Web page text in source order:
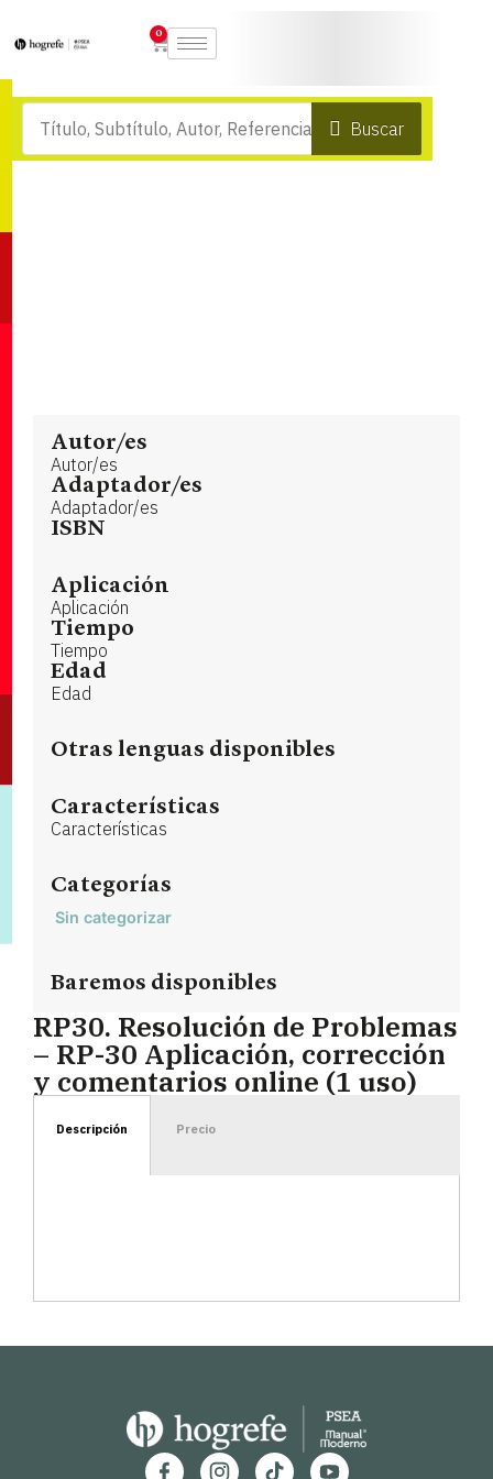
0
Buscar
Autor/es
Autor/es
Adaptador/es
Adaptador/es
ISBN
Aplicación
Aplicación
Tiempo
Tiempo
Edad
Edad
Otras lenguas disponibles
Características
Características
Categorías
Sin categorizar
Baremos disponibles
RP30. Resolución de Problemas
– RP-30 Aplicación, corrección
y comentarios online (1 uso)
Descripción Precio